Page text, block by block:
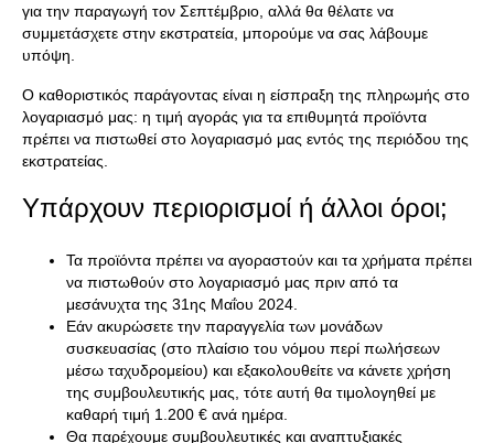
για την παραγωγή τον Σεπτέμβριο, αλλά θα θέλατε να
συμμετάσχετε στην εκστρατεία, μπορούμε να σας λάβουμε
υπόψη.
Ο καθοριστικός παράγοντας είναι η είσπραξη της πληρωμής στο
λογαριασμό μας: η τιμή αγοράς για τα επιθυμητά προϊόντα
πρέπει να πιστωθεί στο λογαριασμό μας εντός της περιόδου της
εκστρατείας.
Υπάρχουν περιορισμοί ή άλλοι όροι;
Τα προϊόντα πρέπει να αγοραστούν και τα χρήματα πρέπει
να πιστωθούν στο λογαριασμό μας πριν από τα
μεσάνυχτα της 31ης Μαΐου 2024.
Εάν ακυρώσετε την παραγγελία των μονάδων
συσκευασίας (στο πλαίσιο του νόμου περί πωλήσεων
μέσω ταχυδρομείου) και εξακολουθείτε να κάνετε χρήση
της συμβουλευτικής μας, τότε αυτή θα τιμολογηθεί με
καθαρή τιμή 1.200 € ανά ημέρα.
Θα παρέχουμε συμβουλευτικές και αναπτυξιακές